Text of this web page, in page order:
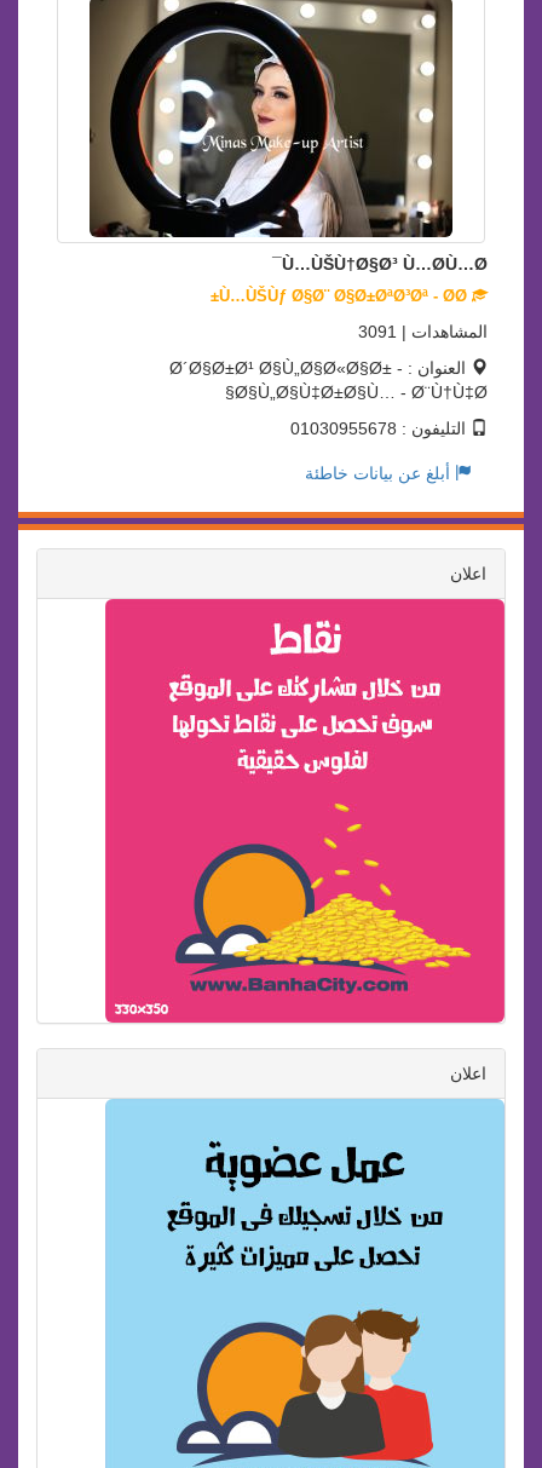
Ù…ÙŠÙ†Ø§Ø³ Ù…Ø­Ù…Ø¯
المشاهدات | 3091
العنوان : Ø´Ø§Ø±Ø¹ Ø§Ù„Ø§Ø«Ø§Ø± -
Ø§Ù„Ø§Ù‡Ø±Ø§Ù… - Ø¨Ù†Ù‡Ø§
التليفون : 01030955678
أبلغ عن بيانات خاطئة
اعلان
اعلان